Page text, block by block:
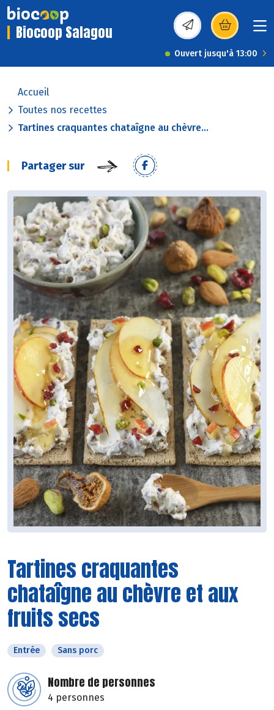
Biocoop Salagou (s’ouvre dans une
Ouvert jusqu'à 13:00
Accueil
Toutes nos recettes
Tartines craquantes chataîgne au chèvre...
Partager sur
Tartines craquantes
chataîgne au chèvre et aux
fruits secs
Entrée Sans porc
Nombre de personnes
4 personnes